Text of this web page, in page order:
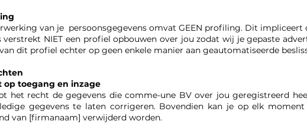
van je persoonsgegevens omvat GEEN profiling. Dit impliceert
verstrekt NIET een profiel opbouwen over jou zodat wij je gepaste
dit profiel echter op geen enkele manier aan geautomatiseerde
op toegang en inzage
het recht de gegevens die comme-une BV over jou geregistreerd
gegevens te laten corrigeren. Bovendien kan je op elk
van [firmanaam] verwijderd worden.